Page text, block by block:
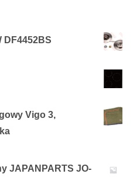
DF4452BS
Vigo 3,
JAPANPARTS JO-